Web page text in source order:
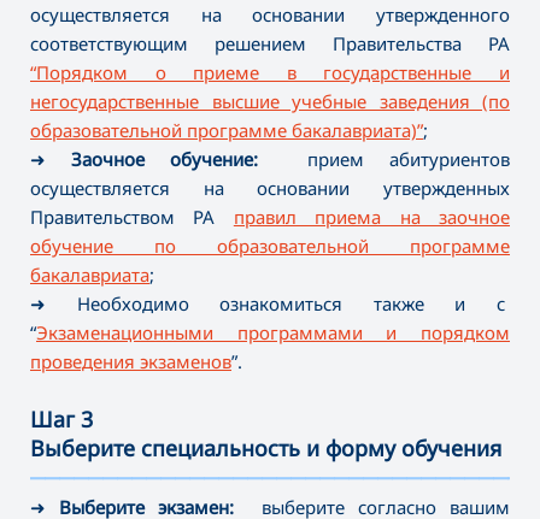
осуществляется на основании утвержденного
соответствующим решением Правительства РА
“Порядком о приеме в государственные и
негосударственные высшие учебные заведения (по
образовательной программе бакалавриата)”;
➜ Заочное обучение:прием абитуриентов
осуществляется на основании утвержденных
Правительством РА правил приема на заочное
обучение по образовательной программе
бакалавриата;
➜ Необходимо ознакомиться также и с
“Экзаменационными программами и порядком
проведения экзаменов”.
Шаг 3
Выберите специальность и форму обучения
➜ Выберите экзамен:
выберите согласно вашим